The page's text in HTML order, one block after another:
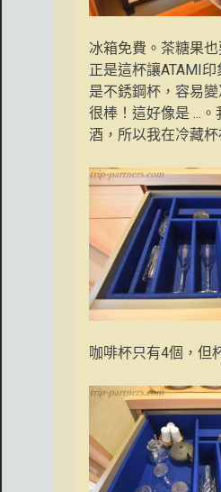
冰箱免費。茶糖果也
正是這杯讓ATAMI
是不銹鋼杯，容易
很棒！這好像是 ...
酒，所以我在冷藏
咖啡杯只有4個，但